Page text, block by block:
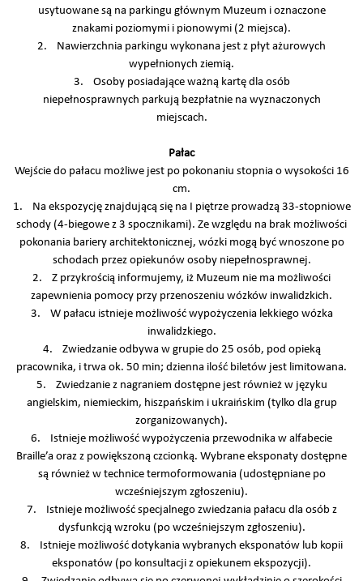
usytuowane są na parkingu głównym Muzeum i oznaczone
znakami poziomymi i pionowymi (2 miejsca).
2. Nawierzchnia parkingu wykonana jest z płyt ażurowych
wypełnionych ziemią.
3. Osoby posiadające ważną kartę dla osób
niepełnosprawnych parkują bezpłatnie na wyznaczonych
miejscach.
Pałac
Wejście do pałacu możliwe jest po pokonaniu stopnia o wysokości 16
cm.
1. Na ekspozycję znajdującą się na I piętrze prowadzą 33-stopniowe
schody (4-biegowe z 3 spocznikami). Ze względu na brak możliwości
pokonania bariery architektonicznej, wózki mogą być wnoszone po
schodach przez opiekunów osoby niepełnosprawnej.
2. Z przykrością informujemy, iż Muzeum nie ma możliwości
zapewnienia pomocy przy przenoszeniu wózków inwalidzkich.
3. W pałacu istnieje możliwość wypożyczenia lekkiego wózka
inwalidzkiego.
4. Zwiedzanie odbywa w grupie do 25 osób, pod opieką
pracownika, i trwa ok. 50 min; dzienna ilość biletów jest limitowana.
5. Zwiedzanie z nagraniem dostępne jest również w języku
angielskim, niemieckim, hiszpańskim i ukraińskim (tylko dla grup
zorganizowanych).
6. Istnieje możliwość wypożyczenia przewodnika w alfabecie
Braille’a oraz z powiększoną czcionką. Wybrane eksponaty dostępne
są również w technice termoformowania (udostępniane po
wcześniejszym zgłoszeniu).
7. Istnieje możliwość specjalnego zwiedzania pałacu dla osób z
dysfunkcją wzroku (po wcześniejszym zgłoszeniu).
8. Istnieje możliwość dotykania wybranych eksponatów lub kopii
eksponatów (po konsultacji z opiekunem ekspozycji).